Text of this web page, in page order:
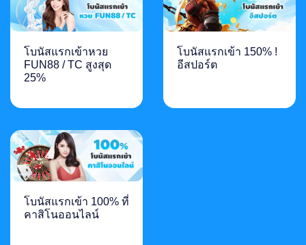
โบนัสแรกเข้าหวย
FUN88 / TC สูงสุด
25%
โบนัสแรกเข้า 150% !
อีสปอร์ต
โบนัสแรกเข้า 100% ที่
คาสิโนออนไลน์